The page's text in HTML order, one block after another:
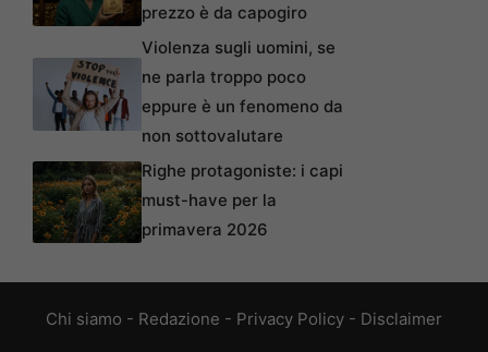
prezzo è da capogiro
Violenza sugli uomini, se
ne parla troppo poco
eppure è un fenomeno da
non sottovalutare
Righe protagoniste: i capi
must-have per la
primavera 2026
Chi siamo - Redazione - Privacy Policy - Disclaimer